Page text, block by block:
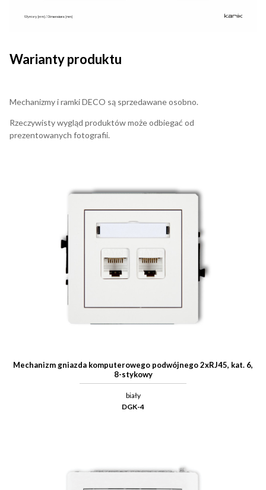
Warianty produktu
Mechanizmy i ramki DECO są sprzedawane osobno.
Rzeczywisty wygląd produktów może odbiegać od
prezentowanych fotografii.
Mechanizm gniazda komputerowego podwójnego 2xRJ45, kat. 6,
8-stykowy
biały
DGK-4